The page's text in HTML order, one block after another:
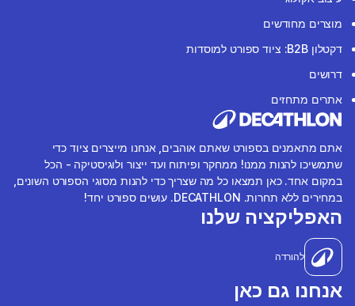
מוצרים מחודשים
דקטלון B2B: ציוד ספורט למוסדות
דרושים
אתרים מתחזים
אתם מתאמנים בספורט שאתם אוהבים, אנחנו מייצרים ציוד כדי
שתמשיכו להנות ממנו! ממחקר ופיתוח ועד ייצור ולוגיסטיקה - הכל
במקום אחד. כאן תמצאו כל מה שצריך כדי להנות מסוגי הספורט השונים,
במחירים ללא תחרות. DECATHLON. עושים ספורט יחד!
האפליקציה שלנו
להורדה
אנחנו גם כאן